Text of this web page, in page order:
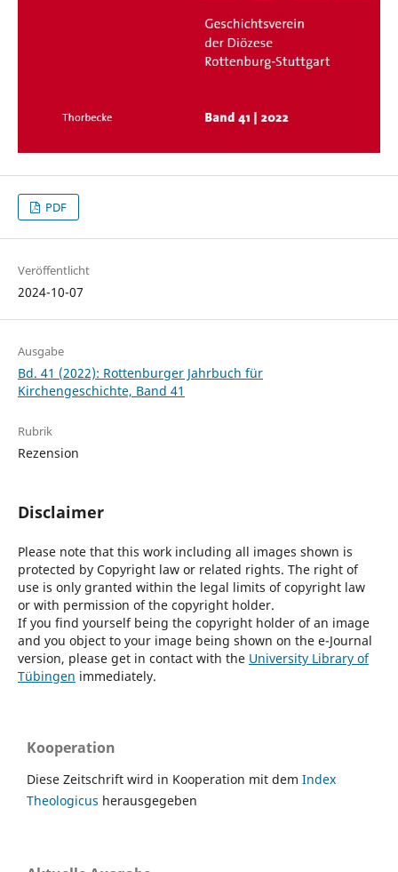
PDF
Veröffentlicht
2024-10-07
Ausgabe
Bd. 41 (2022): Rottenburger Jahrbuch für
Kirchengeschichte, Band 41
Rubrik
Rezension
Disclaimer
Please note that this work including all images shown is
protected by Copyright law or related rights. The right of
use is only granted within the legal limits of copyright law
or with permission of the copyright holder.
If you find yourself being the copyright holder of an image
and you object to your image being shown on the e-Journal
version, please get in contact with the University Library of
Tübingen immediately.
Kooperation
Diese Zeitschrift wird in Kooperation mit dem Index
Theologicus herausgegeben